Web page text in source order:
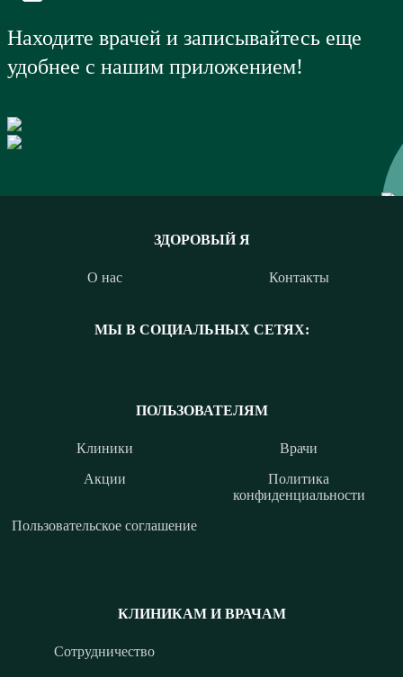
Находите врачей и записывайтесь еще
удобнее с нашим приложением!
ЗДОРОВЫЙ Я
О нас Контакты
МЫ В СОЦИАЛЬНЫХ СЕТЯХ:
КЛИНИКАМ И ВРАЧАМ
Сотрудничество
ПОЛЬЗОВАТЕЛЯМ
Клиники
Врачи
Акции
Политика
конфиденциальности
Пользовательское соглашение